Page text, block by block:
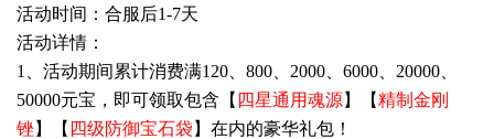
活动时间：合服后1-7天
活动详情：
1、活动期间累计消费满120、800、2000、6000、20000、
50000元宝，即可领取包含【 四星通用魂源】【精制金刚
锉 】【 四级防御宝石袋 】在内的豪华礼包！